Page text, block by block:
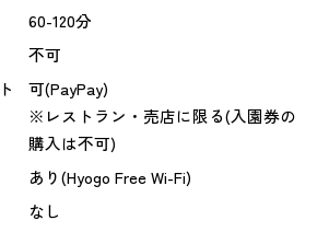
60-120分
不可
可(PayPay)
※レストラン・売店に限る(入園券の
購入は不可)
あり(Hyogo Free Wi-Fi)
なし